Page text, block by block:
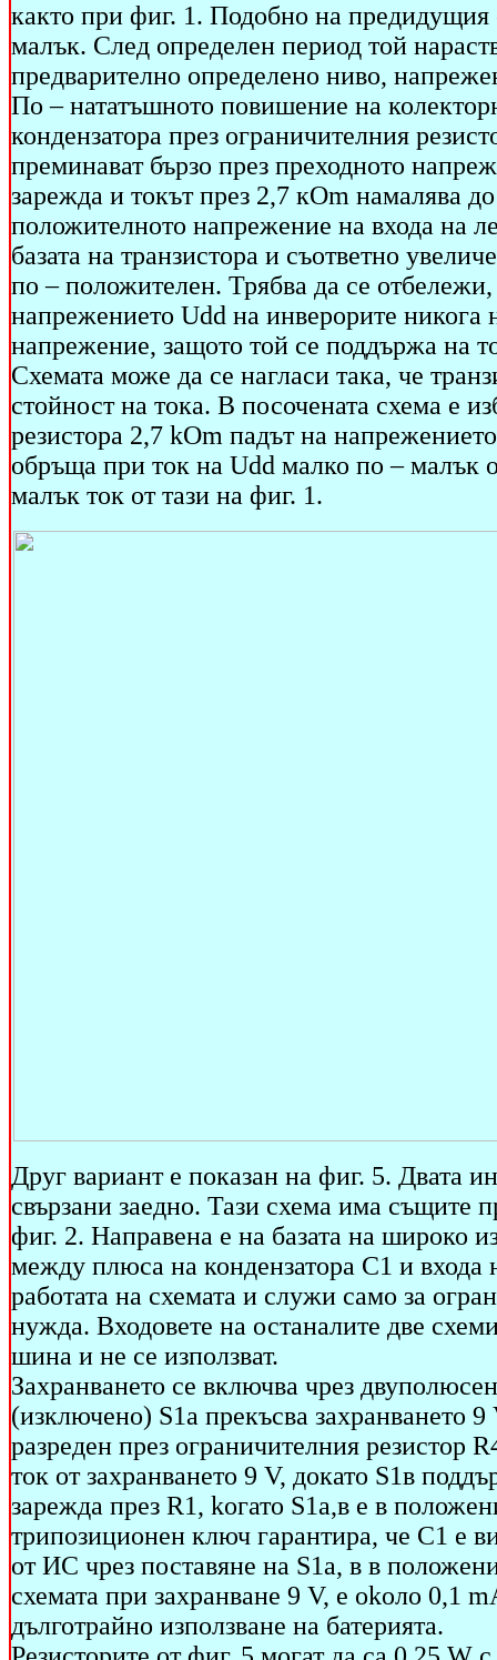
както при фиг. 1. Подобно на предидущия
малък. След определен период той
предварително определено ниво,
По – нататъшното повишение на
кондензатора през ограничителния
преминават бързо през преходното
зарежда и токът през 2,7 кOm намалява
положителното напрежение на входа на
базата на транзистора и съответно
по – положителен. Трябва да се
напрежението Udd на инверорите никога
напрежение, защото той се поддържа на
Схемата може да се нагласи така, че
стойност на тока. В посочената схема е
резистора 2,7 kOm падът на
обръща при ток на Udd малко по – малък
малък ток от тази на фиг. 1.
Друг вариант е показан на фиг. 5. Двата
свързани заедно. Тази схема има същите
фиг. 2. Направена е на базата на широко
между плюса на кондензатора С1 и входа
работата на схемата и служи само за
нужда. Входовете на останалите две
шина и не се използват.
Захранването се включва чрез
(изключено) S1a прекъсва захранването
разреден през ограничителния резистор
ток от захранването 9 V, докато S1в
зарежда през R1, koгато S1a,в е в
трипозиционен ключ гарантира, че С1 е
от ИС чрез поставяне на S1a, в в
схемата при захранване 9 V, e okoло 0,1
дълготрайно използване на батерията.